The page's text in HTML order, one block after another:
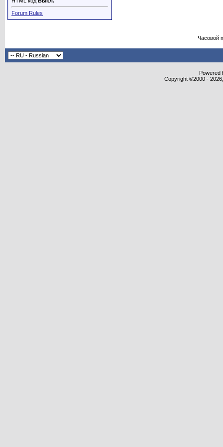
Forum Rules
Часовой
Powered
Copyright ©2000 -